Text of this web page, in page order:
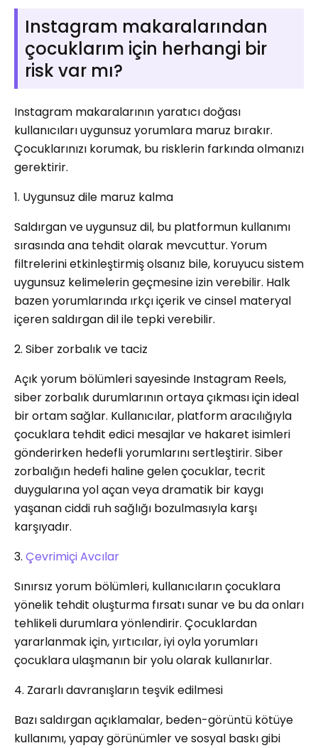
Instagram makaralarından
çocuklarım için herhangi bir
risk var mı?
Instagram makaralarının yaratıcı doğası
kullanıcıları uygunsuz yorumlara maruz bırakır.
Çocuklarınızı korumak, bu risklerin farkında olmanızı
gerektirir.
1. Uygunsuz dile maruz kalma
Saldırgan ve uygunsuz dil, bu platformun kullanımı
sırasında ana tehdit olarak mevcuttur. Yorum
filtrelerini etkinleştirmiş olsanız bile, koruyucu sistem
uygunsuz kelimelerin geçmesine izin verebilir. Halk
bazen yorumlarında ırkçı içerik ve cinsel materyal
içeren saldırgan dil ile tepki verebilir.
2. Siber zorbalık ve taciz
Açık yorum bölümleri sayesinde Instagram Reels,
siber zorbalık durumlarının ortaya çıkması için ideal
bir ortam sağlar. Kullanıcılar, platform aracılığıyla
çocuklara tehdit edici mesajlar ve hakaret isimleri
gönderirken hedefli yorumlarını sertleştirir. Siber
zorbalığın hedefi haline gelen çocuklar, tecrit
duygularına yol açan veya dramatik bir kaygı
yaşanan ciddi ruh sağlığı bozulmasıyla karşı
karşıyadır.
3. Çevrimiçi Avcılar
Sınırsız yorum bölümleri, kullanıcıların çocuklara
yönelik tehdit oluşturma fırsatı sunar ve bu da onları
tehlikeli durumlara yönlendirir. Çocuklardan
yararlanmak için, yırtıcılar, iyi oyla yorumları
çocuklara ulaşmanın bir yolu olarak kullanırlar.
4. Zararlı davranışların teşvik edilmesi
Bazı saldırgan açıklamalar, beden-görüntü kötüye
kullanımı, yapay görünümler ve sosyal baskı gibi